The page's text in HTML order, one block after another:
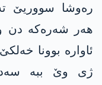
رەوشا سووریێ
هەر شەرەکە دن
ئاوارە بوونا
ژی وێ ببە